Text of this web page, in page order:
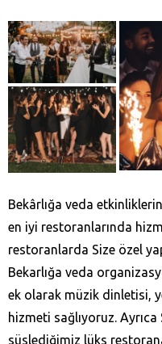
Bekârlığa veda
en iyi restoranlarında
restoranlarda Size özel
Bekarlığa veda
ek olarak müzik dinletisi,
hizmeti sağlıyoruz.
süslediğimiz lüks